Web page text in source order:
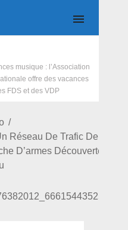
Russie rénove les
Général
Réseau De Trafic De
D’armes Découverte Par